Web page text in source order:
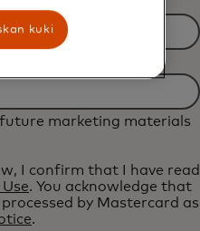
future marketing materials
I confirm that I have read
. You acknowledge that
by Mastercard as
.
kuki